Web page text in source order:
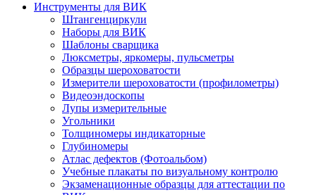
Инструменты для ВИК
Штангенциркули
Наборы для ВИК
Шаблоны сварщика
Люксметры, яркомеры, пульсметры
Образцы шероховатости
Измерители шероховатости (профилометры)
Видеоэндоскопы
Лупы измерительные
Угольники
Толщиномеры индикаторные
Глубиномеры
Атлас дефектов (Фотоальбом)
Учебные плакаты по визуальному контролю
Экзаменационные образцы для аттестации по